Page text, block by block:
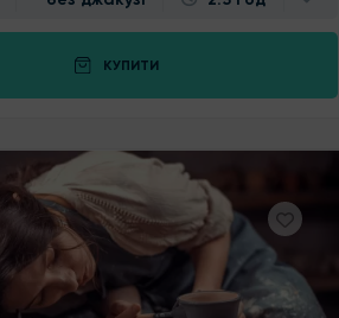
КУПИТИ